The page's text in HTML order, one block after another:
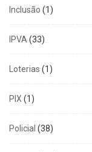
Inclusão (1)
IPVA (33)
Loterias (1)
PIX (1)
Policial (38)